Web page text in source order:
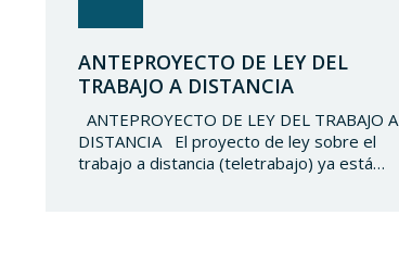
ANTEPROYECTO DE LEY DEL
TRABAJO A DISTANCIA
ANTEPROYECTO DE LEY DEL TRABAJO A
DISTANCIA El proyecto de ley sobre el
trabajo a distancia (teletrabajo) ya está